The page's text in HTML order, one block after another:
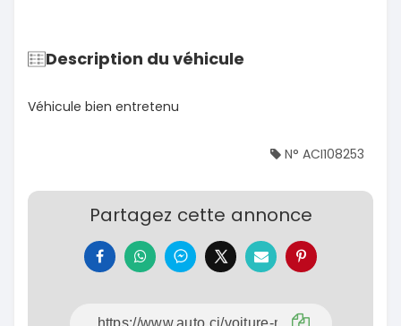
Description du véhicule
Véhicule bien entretenu
N° ACI108253
Partagez cette annonce